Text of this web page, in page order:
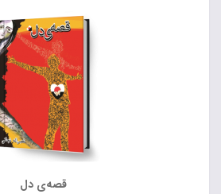
قصه‌ی دل